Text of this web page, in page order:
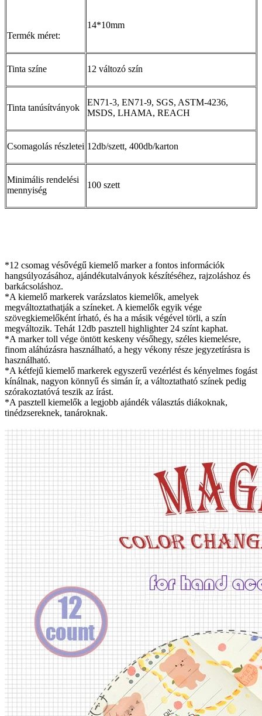
Termék méret:
14*10mm
Tinta színe 12 változó szín
Tinta tanúsítványok
EN71-3, EN71-9, SGS, ASTM-4236,
MSDS, LHAMA, REACH
Csomagolás részletei 12db/szett, 400db/karton
Minimális rendelési
mennyiség
100 szett
*12 csomag vésővégű kiemelő marker a fontos információk
hangsúlyozásához, ajándékutalványok készítéséhez, rajzoláshoz és
barkácsoláshoz.
*A kiemelő markerek varázslatos kiemelők, amelyek
megváltoztathatják a színeket. A kiemelők egyik vége
szövegkiemelőként írható, és ha a másik végével törli, a szín
megváltozik. Tehát 12db pasztell highlighter 24 színt kaphat.
*A marker toll vége öntött keskeny vésőhegy, széles kiemelésre,
finom aláhúzásra használható, a hegy vékony része jegyzetírásra is
használható.
*A kétfejű kiemelő markerek egyszerű vezérlést és kényelmes fogást
kínálnak, nagyon könnyű és simán ír, a változtatható színek pedig
szórakoztatóvá teszik az írást.
*A pasztell kiemelők a legjobb ajándék választás diákoknak,
tinédzsereknek, tanároknak.